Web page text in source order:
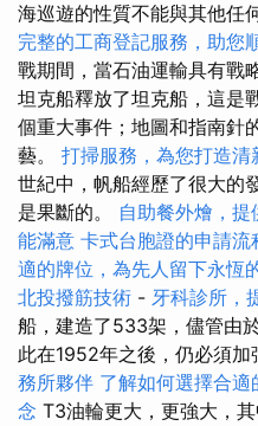
海巡遊的性質不能與其他任
完整的工商登記服務，助您
戰期間，當石油運輸具有戰
坦克船釋放了坦克船，這是
個重大事件；地圖和指南針
藝。 打掃服務，為您打造清
世紀中，帆船經歷了很大的
是果斷的。 自助餐外燴，
能滿意 卡式台胞證的申請流
適的牌位，為先人留下永恆
北投撥筋技術 - 牙科診所，
船，建造了533架，儘管由
此在1952年之後，仍必須加
務所夥伴 了解如何選擇合
念 T3油輪更大，更強大，